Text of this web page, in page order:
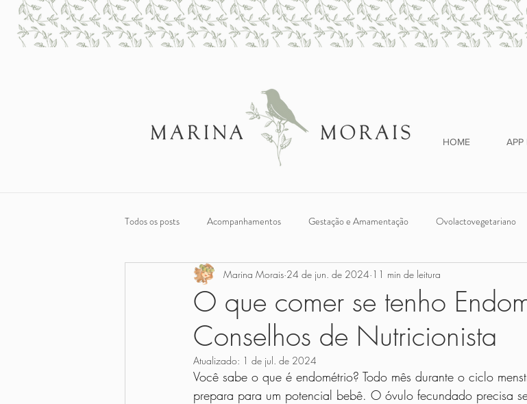
HOME APP
Todos os posts Acompanhamentos Gestação e Amamentação Ovolactovegetariano
Sobremesas Café da Manhã e Lanches Legumes e Verduras
Prato Único Low Carb Sopas Cozinha Receitas Básicas Molhos e
Nutrição Materno Infantil Receitas para Bebês Receitas para Crianças Guia
O que comer se tenho
Conselhos de Nutricionista
Marina Morais 24 de jun. de 2024 11 min de leitura
Atualizado: 1 de jul. de 2024
Você sabe o que é endométrio? Todo mês durante o ciclo
prepara para um potencial bebê. O óvulo fecundado precisa